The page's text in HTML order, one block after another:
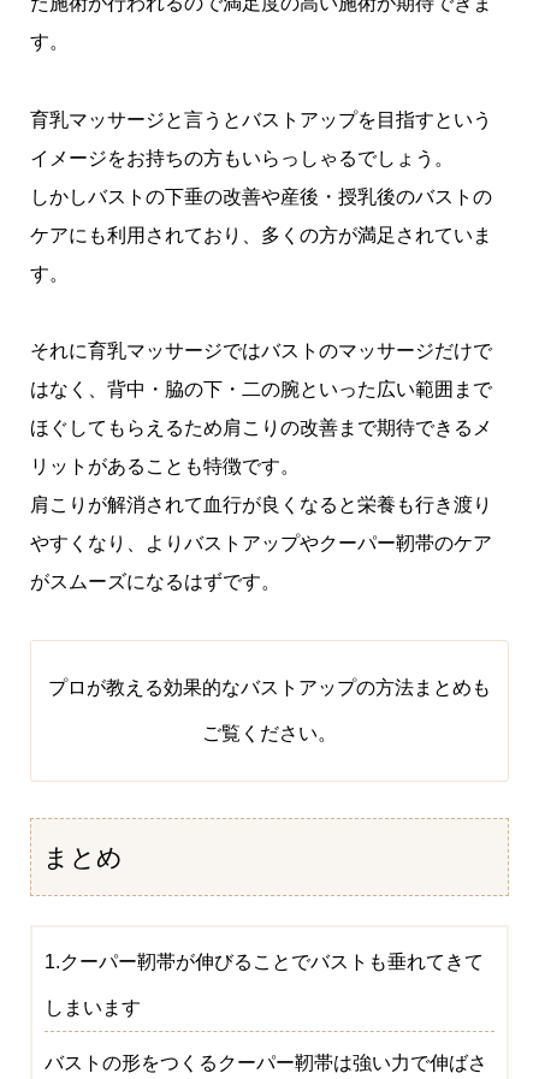
す。
育乳マッサージと言うとバストアップを目指すという
イメージをお持ちの方もいらっしゃるでしょう。
しかしバストの下垂の改善や産後・授乳後のバストの
ケアにも利用されており、多くの方が満足されていま
す。
それに育乳マッサージではバストのマッサージだけで
はなく、背中・脇の下・二の腕といった広い範囲まで
ほぐしてもらえるため肩こりの改善まで期待できるメ
リットがあることも特徴です。
肩こりが解消されて血行が良くなると栄養も行き渡り
やすくなり、よりバストアップやクーパー靭帯のケア
がスムーズになるはずです。
プロが教える効果的なバストアップの方法まとめ も
ご覧ください。
まとめ
1.クーパー靭帯が伸びることでバストも垂れてきて
しまいます
バストの形をつくるクーパー靭帯は強い力で伸ばさ